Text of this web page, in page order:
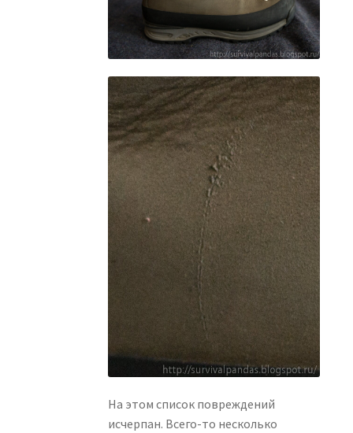
На этом список повреждений
исчерпан. Всего-то несколько